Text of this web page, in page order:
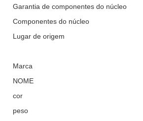
Garantia de componentes do núcleo
Componentes do núcleo
Lugar de origem
Marca
NOME
cor
peso